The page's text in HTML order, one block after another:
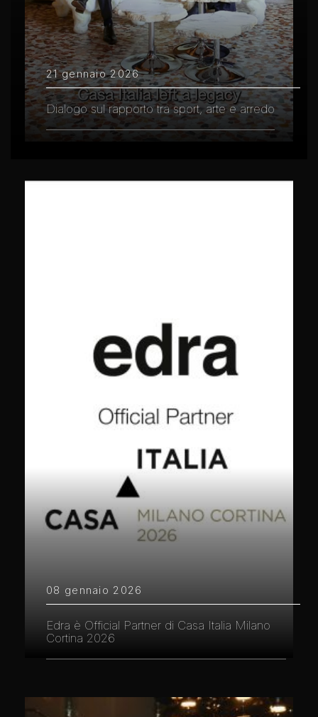
21 gennaio 2026
Dialogo sul rapporto tra sport, arte e arredo
08 gennaio 2026
Edra è Official Partner di Casa Italia Milano
Cortina 2026